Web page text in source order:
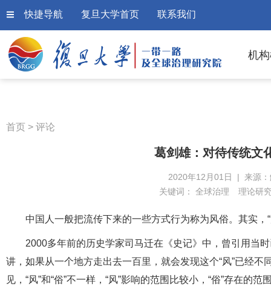
快捷导航 复旦大学首页 联系我们
机
首页 > 评论
葛剑雄：对待传统文
2020年12月01日 | 来源
关键词： 全球治理 理论研
中国人一般把流传下来的一些方式行为称为风俗。其实，“
2000多年前的历史学家司马迁在《史记》中，曾引用当
讲，如果从一个地方走出去一百里，就会发现这个“风”已经不
见，“风”和“俗”不一样，“风”影响的范围比较小，“俗”存在的